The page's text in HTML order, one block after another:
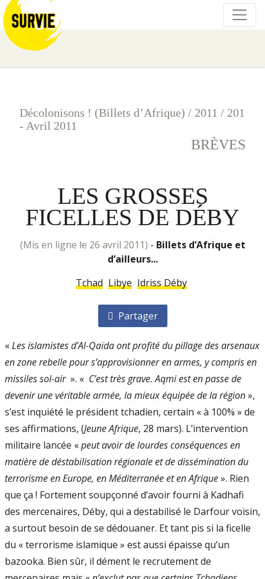
Décolonisons ! (Billets d’Afrique) / 2011 / 201
- Avril 2011
BRÈVES
LES GROSSES
FICELLES DE DÉBY
(mis en ligne le 26 avril 2011) - Billets d’Afrique et
d’ailleurs...
Tchad Libye Idriss Déby
Partager
«Les islamistes d’Al-Qaïda ont profité du pillage des arsenaux
en zone rebelle pour s’approvisionner en armes, y compris en
missiles sol-air ». « C’est très grave. Aqmi est en passe de
devenir une véritable armée, la mieux équipée de la région»,
s’est inquiété le président tchadien, certain « à 100% » de
ses affirmations, (Jeune Afrique, 28 mars). L’intervention
militaire lancée «peut avoir de lourdes conséquences en
matière de déstabilisation régionale et de dissémination du
terrorisme en Europe, en Méditerranée et en Afrique». Rien
que ça ! Fortement soupçonné d’avoir fourni à Kadhafi
des mercenaires, Déby, qui a destabilisé le Darfour voisin,
a surtout besoin de se dédouaner. Et tant pis si la ficelle
du « terrorisme islamique » est aussi épaisse qu’un
bazooka. Bien sûr, il dément le recrutement de